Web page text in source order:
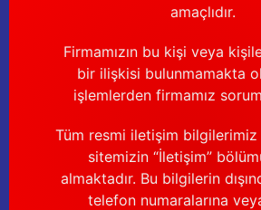
amaçlıdır.
Firmamızın bu kişi veya
bir ilişkisi bulunmamakta
işlemlerden firmamız
Tüm resmi iletişim bilgilerimiz
sitemizin “İletişim”
almaktadır. Bu bilgilerin
telefon numaralarına